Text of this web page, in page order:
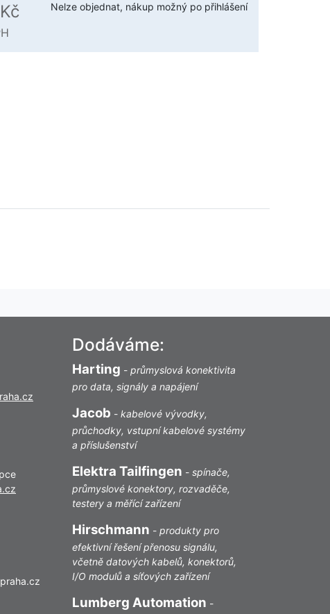
Nelze objednat, nákup možný po přihlášení
Dodáváme:
Harting - průmyslová konektivita
pro data, signály a napájení
Jacob - kabelové vývodky,
průchodky, vstupní kabelové systémy
a příslušenství
Elektra Tailfingen - spínače,
průmyslové konektory, rozvaděče,
testery a měřící zařízení
Hirschmann - produkty pro
efektivní řešení přenosu signálu,
včetně datových kabelů, konektorů,
I/O modulů a síťových zařízení
Lumberg Automation -